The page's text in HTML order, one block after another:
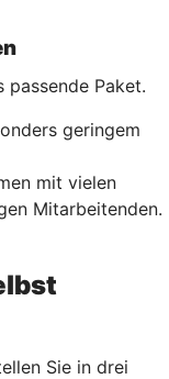
passende Paket.
geringem
mit vielen
Mitarbeitenden.
Sie in drei